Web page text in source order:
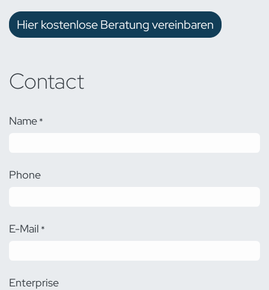
Hier kostenlose Beratung vereinbaren
Contact
Name*
Phone
E-Mail *
Enterprise